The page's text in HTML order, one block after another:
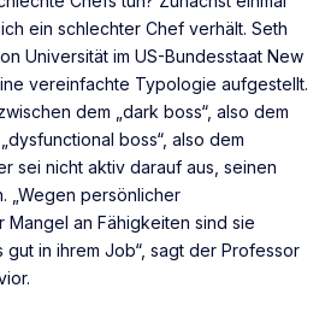
ein schlechter Chef verhält. Seth
Universität im US-Bundesstaat New
vereinfachte Typologie aufgestellt.
dem „dark boss“, also dem
boss“, also dem
sei nicht aktiv darauf aus, seinen
„Wegen persönlicher
an Fähigkeiten sind sie
in ihrem Job“, sagt der Professor